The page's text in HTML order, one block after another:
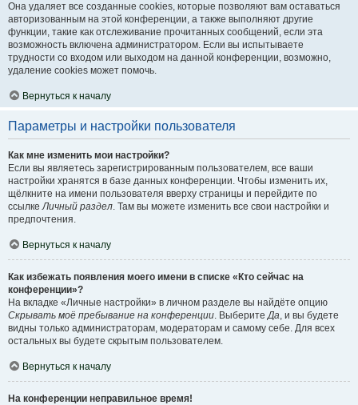
Она удаляет все созданные cookies, которые позволяют вам оставаться
авторизованным на этой конференции, а также выполняют другие
функции, такие как отслеживание прочитанных сообщений, если эта
возможность включена администратором. Если вы испытываете
трудности со входом или выходом на данной конференции, возможно,
удаление cookies может помочь.
Вернуться к началу
Параметры и настройки пользователя
Как мне изменить мои настройки?
Если вы являетесь зарегистрированным пользователем, все ваши
настройки хранятся в базе данных конференции. Чтобы изменить их,
щёлкните на имени пользователя вверху страницы и перейдите по
ссылкеЛичный раздел. Там вы можете изменить все свои настройки и
предпочтения.
Вернуться к началу
Как избежать появления моего имени в списке «Кто сейчас на
конференции»?
На вкладке «Личные настройки» в личном разделе вы найдёте опцию
Скрывать моё пребывание на конференции. ВыберитеДа, и вы будете
видны только администраторам, модераторам и самому себе. Для всех
остальных вы будете скрытым пользователем.
Вернуться к началу
На конференции неправильное время!